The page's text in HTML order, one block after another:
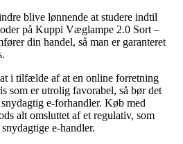
blive lønnende at studere indtil
på Kuppi Væglampe 2.0 Sort –
din handel, så man er garanteret
i tilfælde af at en online forretning
som er utrolig favorabel, så bør det
e-forhandler. Køb med
alt omsluttet af et regulativ, som
e-handler.